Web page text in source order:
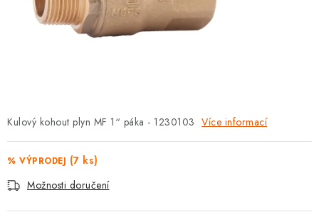
🎁 ODMĚNY ZA BODY
Kulový kohout plyn MF 1“ páka - 1230103 Více informací
% VÝPRODEJ (7 ks)
Možnosti doručení